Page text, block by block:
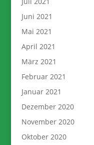
Juni 2021
Mai 2021
April 2021
März 2021
Februar 2021
Januar 2021
Dezember 2020
November 2020
Oktober 2020